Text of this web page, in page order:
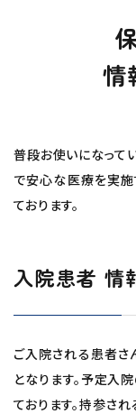
情
普段お使いになって
で安心な医療を実
ております。
入院患者 情
ご入院される患者
となります。予定入
ております。持参さ